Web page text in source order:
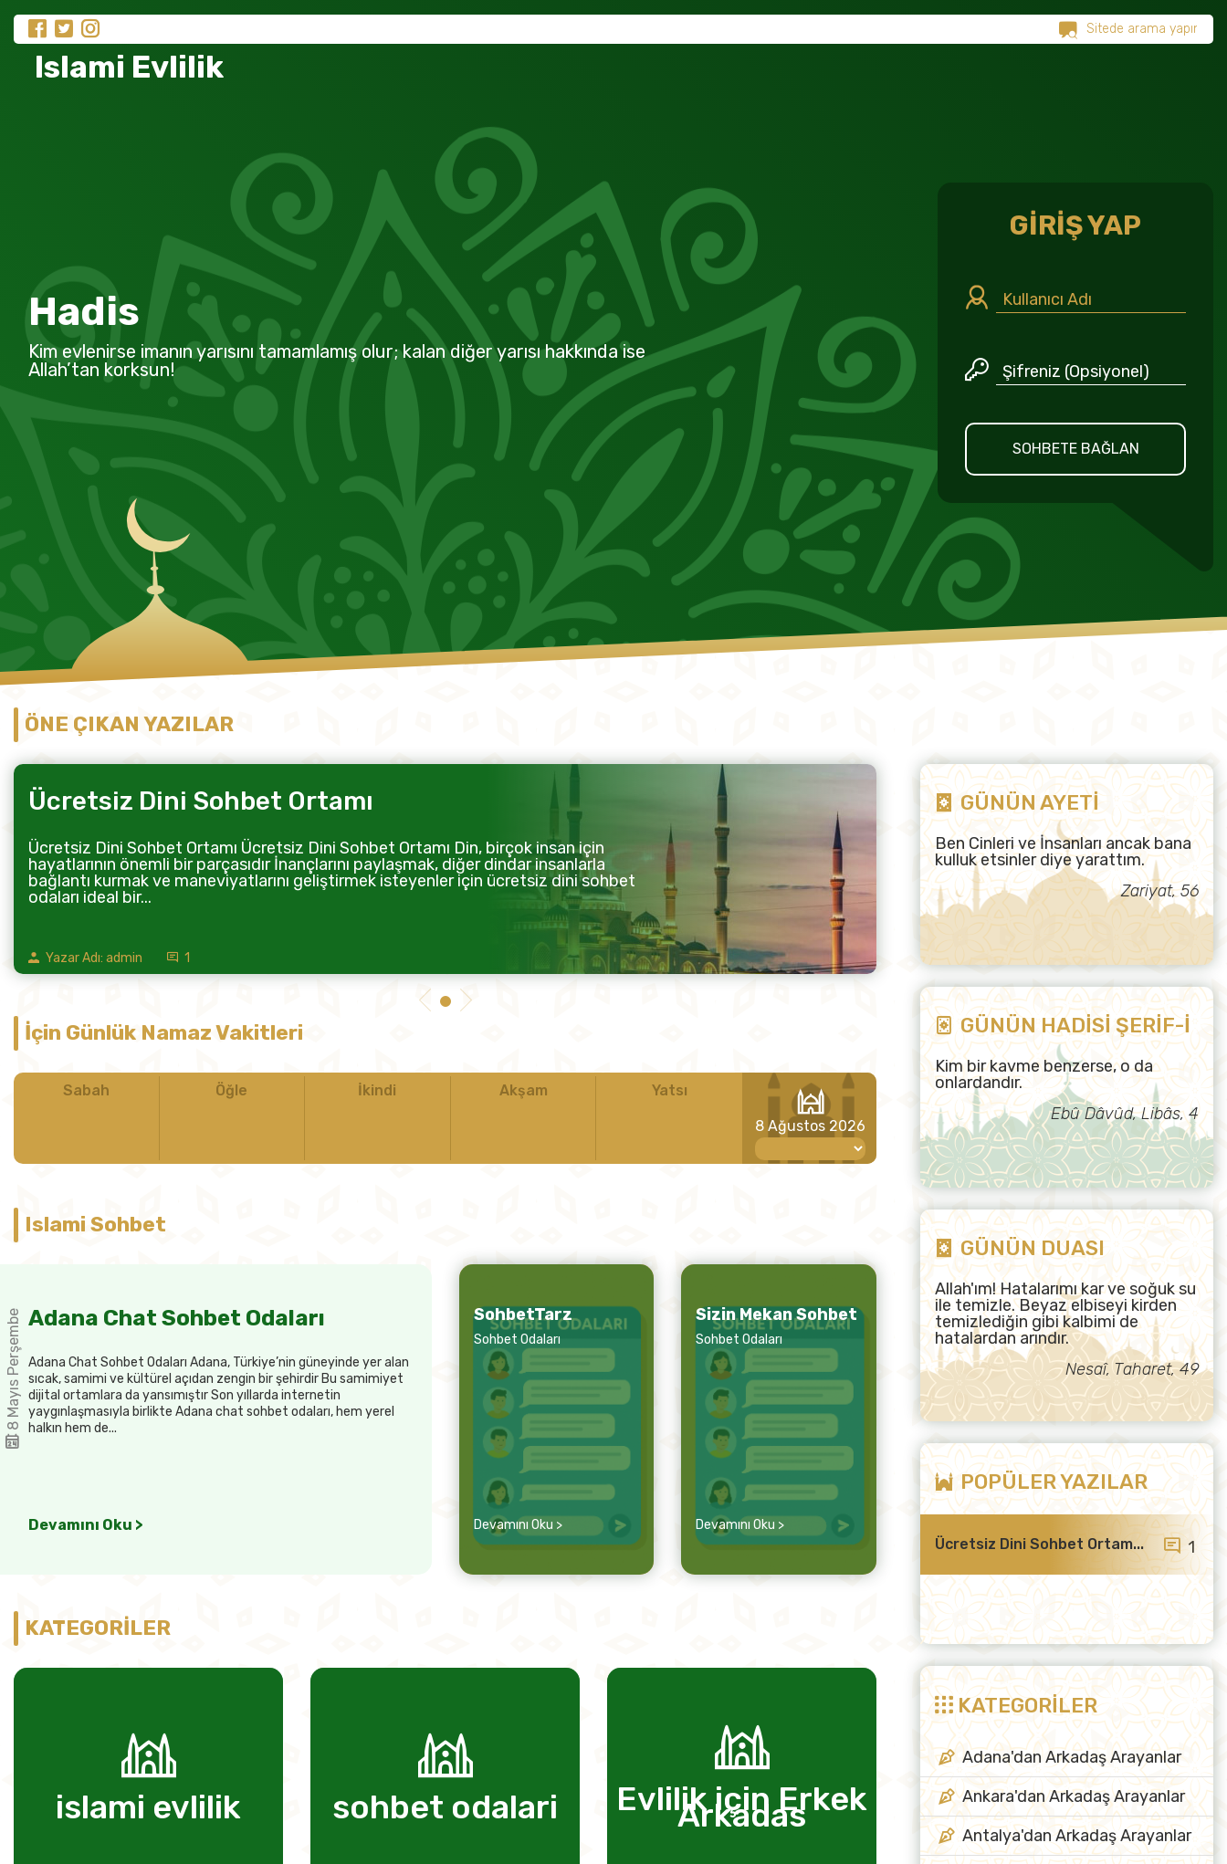
Islami Evlilik
Hadis
Kim evlenirse imanın yarısını tamamlamış olur; kalan diğer yarısı hakkında ise
Allah’tan korksun!
GİRİŞ YAP
SOHBETE BAĞLAN
ÖNE ÇIKAN YAZILAR
Ücretsiz Dini Sohbet Ortamı
Ücretsiz Dini Sohbet Ortamı Ücretsiz Dini Sohbet Ortamı Din, birçok insan için
hayatlarının önemli bir parçasıdır İnançlarını paylaşmak, diğer dindar insanlarla
bağlantı kurmak ve maneviyatlarını geliştirmek isteyenler için ücretsiz dini sohbet
odaları ideal bir...
Yazar Adı: admin 1
İçin Günlük Namaz Vakitleri
Sabah Öğle İkindi Akşam Yatsı
8 Ağustos 2026
Islami Sohbet
8 Mayıs Perşembe Adana Chat Sohbet Odaları
Adana Chat Sohbet Odaları Adana, Türkiye’nin güneyinde yer alan
sıcak, samimi ve kültürel açıdan zengin bir şehirdir Bu samimiyet
dijital ortamlara da yansımıştır Son yıllarda internetin
yaygınlaşmasıyla birlikte Adana chat sohbet odaları, hem yerel
halkın hem de...
Devamını Oku >
SohbetTarz
Sohbet Odaları
Devamını Oku >
Sizin Mekan Sohbet
Sohbet Odaları
Devamını Oku >
KATEGORİLER
islami evlilik sohbet odalari Evlilik için Erkek
Arkadas evlilik için kadın
arkadaş
GÜNÜN AYETİ
Ben Cinleri ve İnsanları ancak bana
kulluk etsinler diye yarattım.
Zariyat, 56
GÜNÜN HADİSİ ŞERİF-İ
Kim bir kavme benzerse, o da
onlardandır.
Ebû Dâvûd, Libâs, 4
GÜNÜN DUASI
Allah'ım! Hatalarımı kar ve soğuk su
ile temizle. Beyaz elbiseyi kirden
temizlediğin gibi kalbimi de
hatalardan arındır.
Nesaî, Taharet, 49
POPÜLER YAZILAR
Ücretsiz Dini Sohbet Ortam... 1
KATEGORİLER
Adana'dan Arkadaş Arayanlar
Ankara'dan Arkadaş Arayanlar
Antalya'dan Arkadaş Arayanlar